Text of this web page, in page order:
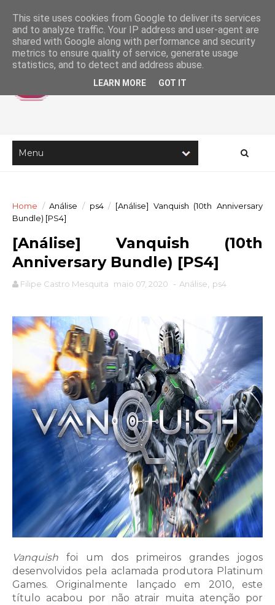
Home / Análise / ps4 / [Análise] Vanquish (10th Anniversary
Bundle) [PS4]
[Análise] Vanquish (10th
Anniversary Bundle) [PS4]
Filipe Castro Mesquita maio 07, 2020 - Análise ps4
Vanquish foi um dos primeiros grandes jogos
desenvolvidos pela aclamada produtora Platinum
Games. Originalmente lançado em 2010, este
título acabou por não atrair muita atenção por
This site uses cookies from Google to deliver its services
and to analyze traffic. Your IP address and user-agent are
shared with Google along with performance and security
metrics to ensure quality of service, generate usage
statistics, and to detect and address abuse.
LEARN MORE GOT IT